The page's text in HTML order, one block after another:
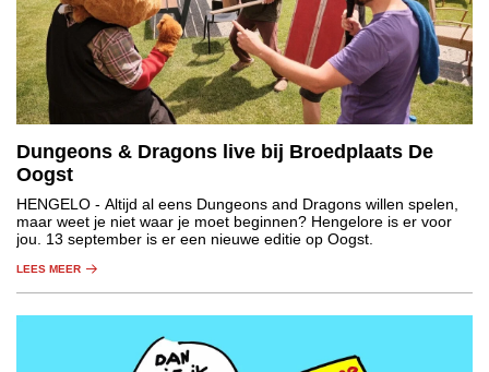
Dungeons & Dragons live bij Broedplaats De
Oogst
HENGELO - Altijd al eens Dungeons and Dragons willen spelen,
maar weet je niet waar je moet beginnen? Hengelore is er voor
jou. 13 september is er een nieuwe editie op Oogst.
LEES MEER